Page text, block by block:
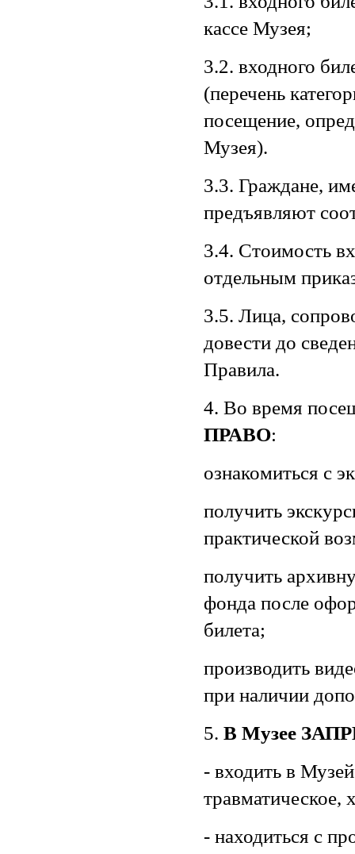
кассе Музея;
3.2. входного
(перечень
посещение,
Музея).
3.3. Граждане,
предъявляют
3.4. Стоимость
отдельным
3.5. Лица,
довести до
Правила.
4. Во время
ПРАВО:
ознакомиться с
получить
практической
получить
фонда после
билета;
производить
при наличии
5. В Музее
- входить в
травматическое,
- находиться с